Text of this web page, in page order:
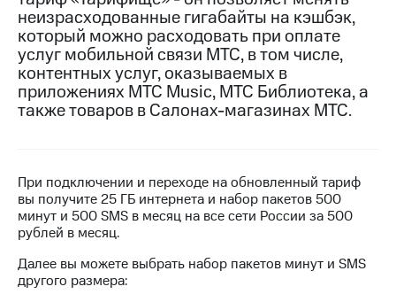
Роуминг
Семейная
группа
Оформить
eSIM
карта
для
на связь
Тарифы
RED,
РИИЛ
и МТС
Супер
с карты
МТС
Деньги
и подключите
ТВ
неизрасходованные гигабайты на кэшбэк,
который можно расходовать при оплате
услуг мобильной связи МТС, в том числе,
контентных услуг, оказываемых в
приложениях МТС Music, МТС Библиотека, а
также товаров в Салонах-магазинах МТС.
При подключении и переходе на обновленный тариф
вы получите 25 ГБ интернета и набор пакетов 500
минут и 500 SMS в месяц на все сети России за 500
рублей в месяц.
Далее вы можете выбрать набор пакетов минут и SMS
другого размера: